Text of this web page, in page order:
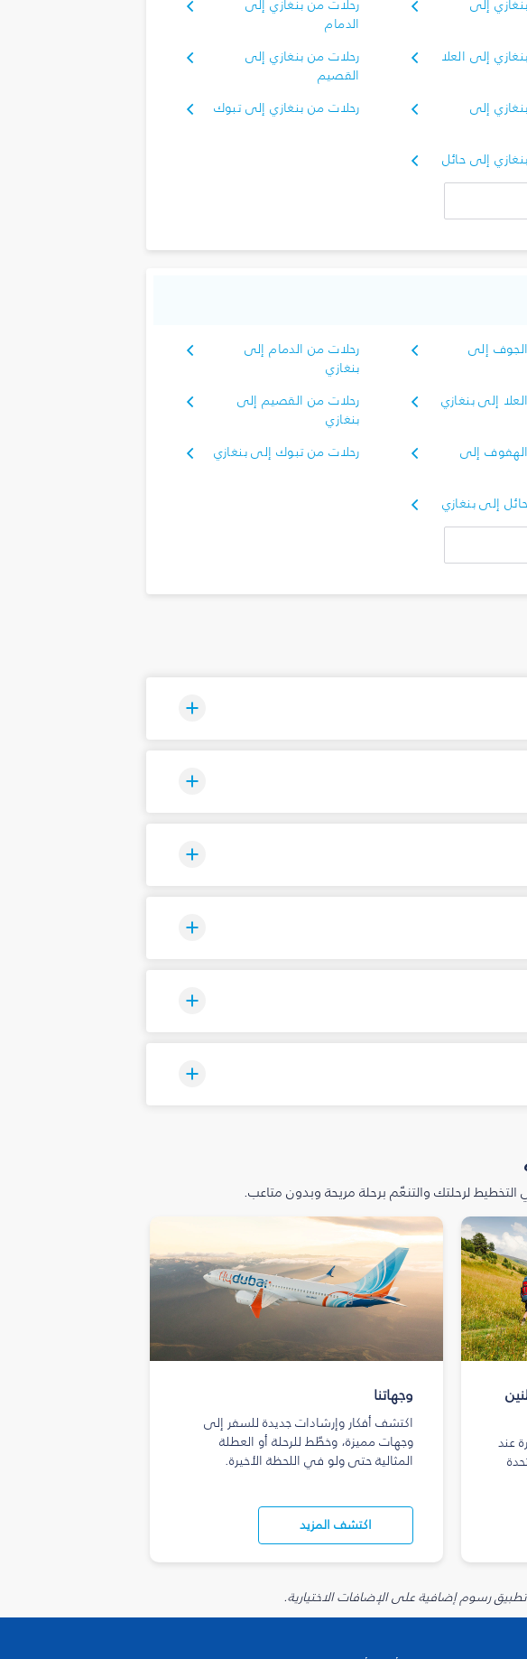
إلى
رحلات من بنغازي إلى
الدمام
إلى العلا
رحلات من بنغازي إلى
القصيم
إلى
رحلات من بنغازي إلى تبوك‎
إلى حائل
إلى
رحلات من الدمام إلى
بنغازي
إلى بنغازي
رحلات من القصيم إلى
بنغازي
إلى
رحلات من تبوك‎ إلى بنغازي
إلى بنغازي
لرحلتك والتنعّم برحلة مريحة وبدون متاعب.
عند
وجهاتنا
اكتشف أفكار وإرشادات جديدة للسفر إلى
وجهات مميزة، وخطّط للرحلة أو العطلة
المثالية حتى ولو في اللحظة الأخيرة.
اكتشف المزيد